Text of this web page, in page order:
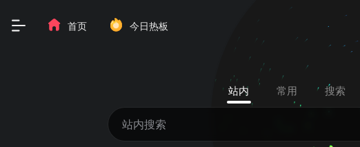
首页 今日热板
站内 常用 搜索